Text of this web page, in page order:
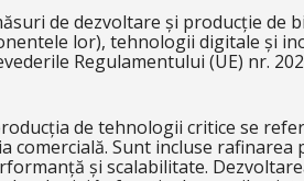
de dezvoltare și producție de
lor), tehnologii digitale și
Regulamentului (UE) nr.
de tehnologii critice se
comercială. Sunt incluse
și scalabilitate.